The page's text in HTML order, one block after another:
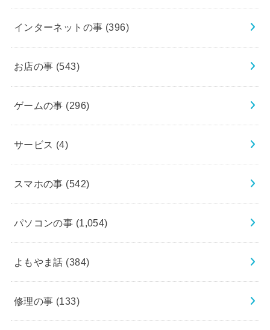
インターネットの事 (396)
お店の事 (543)
ゲームの事 (296)
サービス (4)
スマホの事 (542)
パソコンの事 (1,054)
よもやま話 (384)
修理の事 (133)